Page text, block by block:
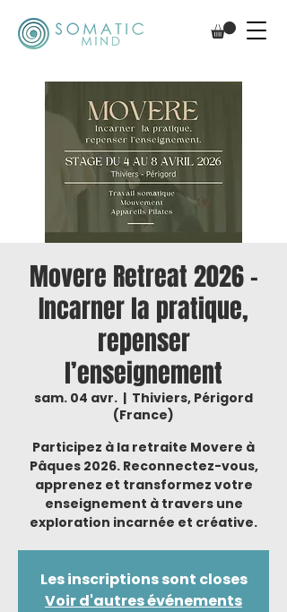
Movere Retreat 2026 –
Incarner la pratique,
repenser
l’enseignement
sam. 04 avr.
  |
Thiviers, Périgord
(France)
Participez à la retraite Movere à
Pâques 2026. Reconnectez-vous,
apprenez et transformez votre
enseignement à travers une
exploration incarnée et créative.
Les inscriptions sont closes
Voir d'autres événements